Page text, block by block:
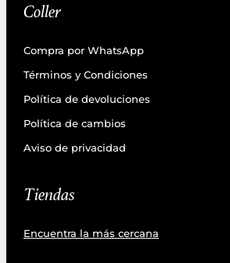
Coller
Compra por WhatsApp
Términos y Condiciones
Política de devoluciones
Política de cambios
Aviso de privacidad
Tiendas
Encuentra la más cercana